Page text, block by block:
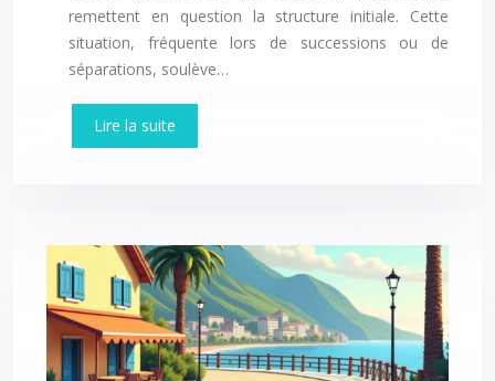
remettent en question la structure initiale. Cette
situation, fréquente lors de successions ou de
séparations, soulève…
Lire la suite